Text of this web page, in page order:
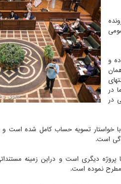
داده و
در
در
تسویه حساب کامل شده است و
است.
پروژه دیگری است و دراین زمینه
مطرح نموده است.